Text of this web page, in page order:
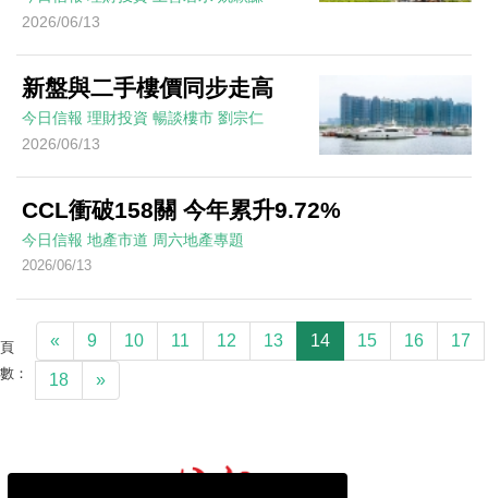
2026/06/13
新盤與二手樓價同步走高
今日信報 理財投資 暢談樓市 劉宗仁
2026/06/13
CCL衝破158關 今年累升9.72%
今日信報 地產市道 周六地產專題
2026/06/13
頁
數：
« 9 10 11 12 13 14 15 16 17
18 »